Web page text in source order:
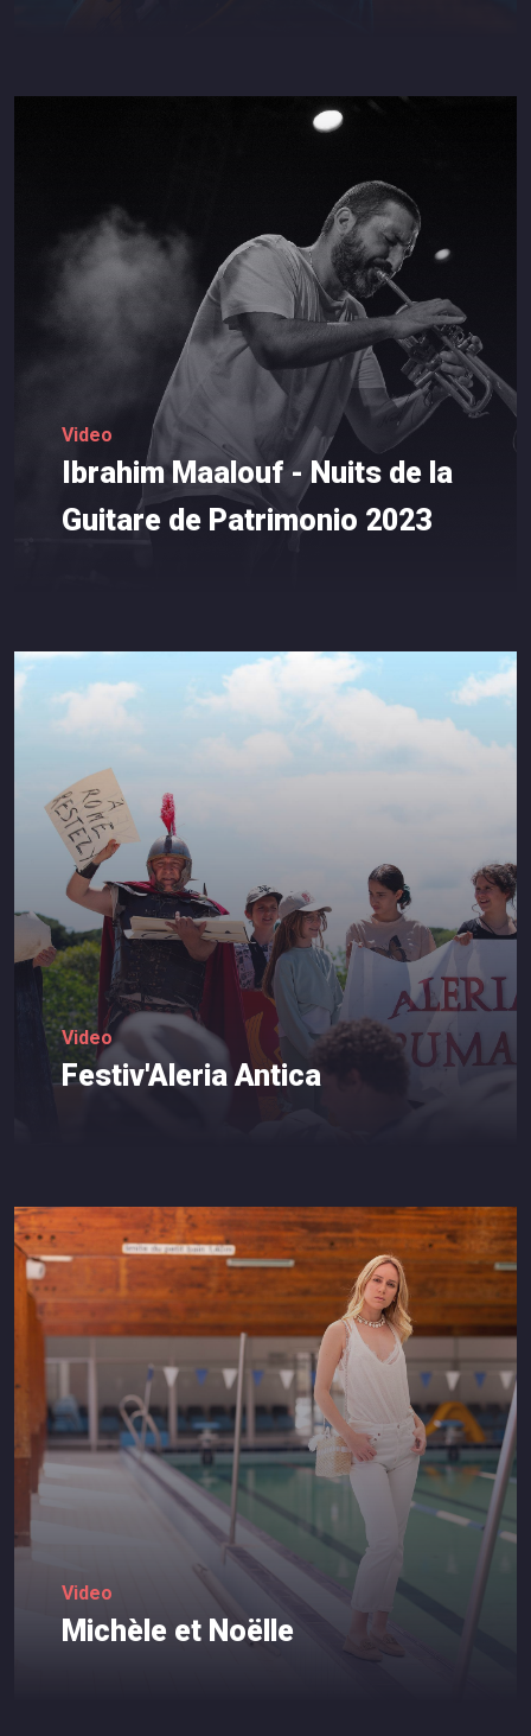
Video
Ibrahim Maalouf - Nuits de la
Guitare de Patrimonio 2023
Video
Festiv'Aleria Antica
Video
Michèle et Noëlle